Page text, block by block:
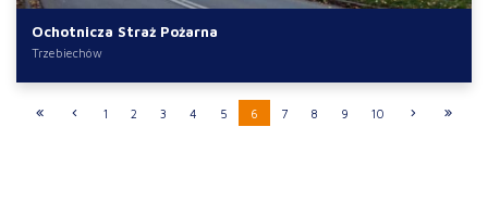
Ochotnicza Straż Pożarna
Trzebiechów
1 2 3 4 5 6 7 8 9 10